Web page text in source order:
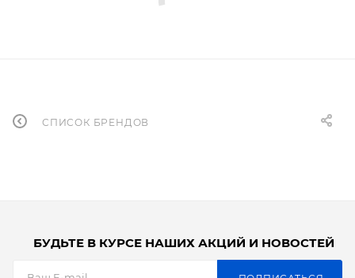
СПИСОК БРЕНДОВ
БУДЬТЕ В КУРСЕ НАШИХ АКЦИЙ И НОВОСТЕЙ